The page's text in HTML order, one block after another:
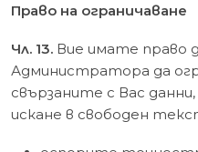
Право на ограничаване
Чл. 13. Вие имате право
Администратора да
свързаните с Вас
искане в свободен